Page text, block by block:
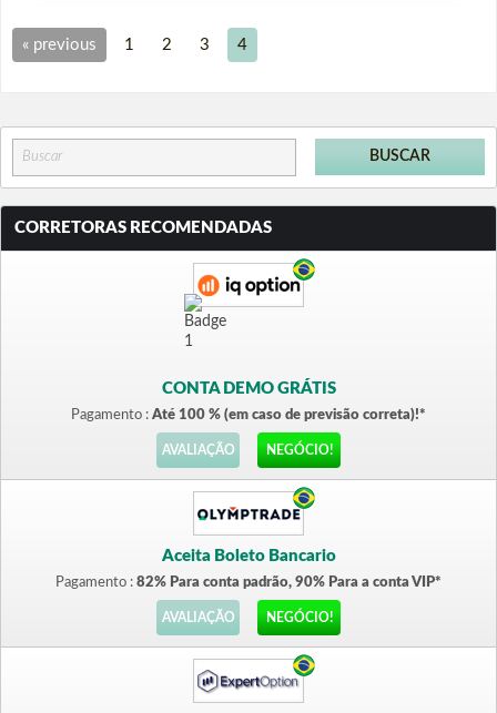
« previous 1 2 3 4
CORRETORAS RECOMENDADAS
CONTA DEMO GRÁTIS
Pagamento : Até 100 % (em caso de previsão correta)!*
AVALIAÇÃO NEGÓCIO!
Aceita Boleto Bancario
Pagamento : 82% Para conta padrão, 90% Para a conta VIP*
AVALIAÇÃO NEGÓCIO!